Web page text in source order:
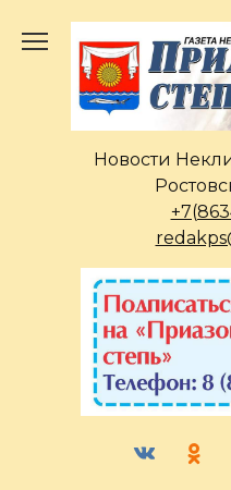
содержанию
Новости